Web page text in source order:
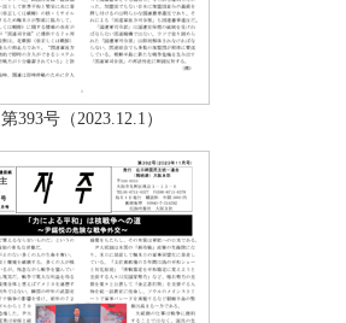
第393号（2023.12.1）